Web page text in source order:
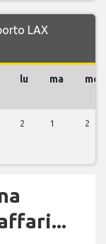
LAX
lu ma me
2 1 2